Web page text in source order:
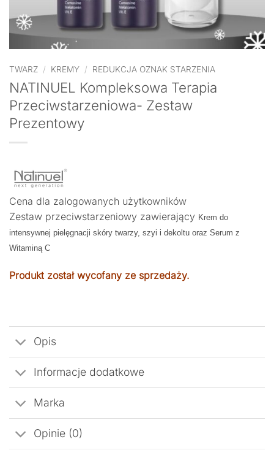
TWARZ / KREMY / REDUKCJA OZNAK STARZENIA
NATINUEL Kompleksowa Terapia
Przeciwstarzeniowa- Zestaw
Prezentowy
Cena dla zalogowanych użytkowników
Zestaw przeciwstarzeniowy zawierający Krem do
intensywnej pielęgnacji skóry twarzy, szyi i dekoltu oraz Serum z
Witaminą C
Produkt został wycofany ze sprzedaży.
Opis
Informacje dodatkowe
Marka
Opinie (0)